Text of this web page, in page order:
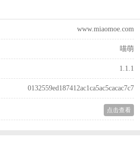
www.miaomoe.com
喵萌
1.1.1
0132559ed187412ac1ca5ac5cacac7c7
点击查看